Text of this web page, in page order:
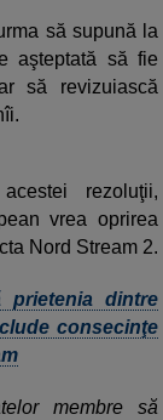
să supună la
aşteptată să fie
să revizuiască
rezoluţii,
vrea oprirea
Nord Stream 2.
prietenia dintre
consecinţe
membre să